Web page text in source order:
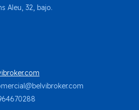
Aleu, 32, bajo.
belvibroker.com